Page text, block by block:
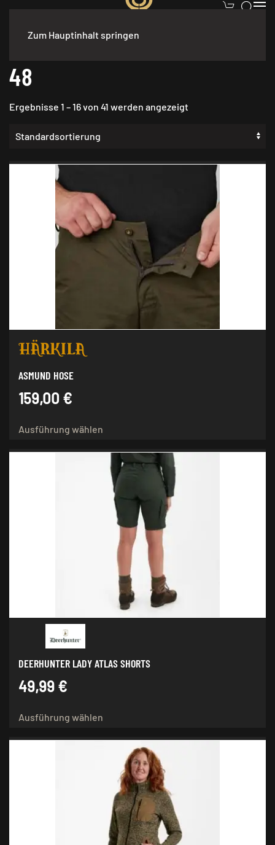
Zum Hauptinhalt springen
/ Produkt Größe / 48
48
Ergebnisse 1 – 16 von 41 werden angezeigt
ASMUND HOSE
159,00 €
Ausführung wählen
mehrere
Varianten
auf.
Die
Optionen
der
Produktseite
gewählt
werden
DEERHUNTER LADY ATLAS SHORTS
49,99 €
Ausführung wählen
mehrere
Varianten
auf.
Die
Optionen
können
auf